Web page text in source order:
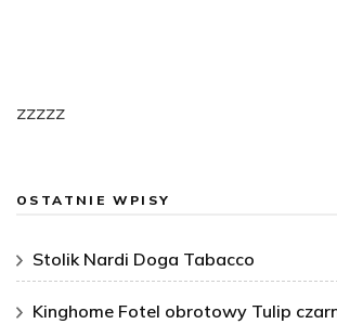
zzzzz
OSTATNIE WPISY
Stolik Nardi Doga Tabacco
Kinghome Fotel obrotowy Tulip